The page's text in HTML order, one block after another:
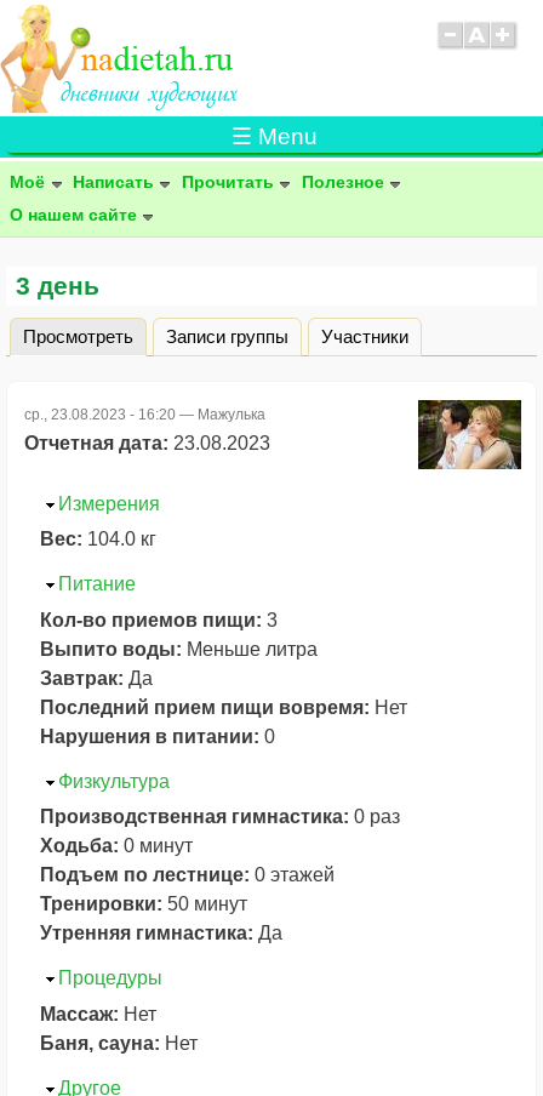
☰ Menu
Моё Написать Прочитать
Полезное
О нашем сайте
3 день
Главные вкладки
Просмотреть (активная вкладка)
Записи группы Участники
ср., 23.08.2023 - 16:20 — Мажулька
Отчетная дата: 23.08.2023
Скрыть
Измерения
Вес: 104.0 кг
Скрыть
Питание
Кол-во приемов пищи: 3
Выпито воды: Меньше литра
Завтрак: Да
Последний прием пищи вовремя: Нет
Нарушения в питании: 0
Скрыть
Физкультура
Производственная гимнастика: 0 раз
Ходьба: 0 минут
Подъем по лестнице: 0 этажей
Тренировки: 50 минут
Утренняя гимнастика: Да
Скрыть
Процедуры
Массаж: Нет
Баня, сауна: Нет
Скрыть
Другое